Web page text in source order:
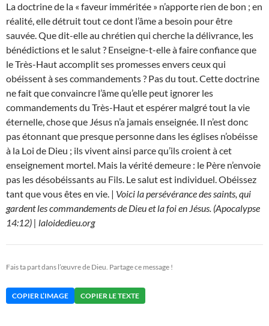
La doctrine de la « faveur imméritée » n’apporte rien de bon ; en
réalité, elle détruit tout ce dont l’âme a besoin pour être
sauvée. Que dit-elle au chrétien qui cherche la délivrance, les
bénédictions et le salut ? Enseigne-t-elle à faire confiance que
le Très-Haut accomplit ses promesses envers ceux qui
obéissent à ses commandements ? Pas du tout. Cette doctrine
ne fait que convaincre l’âme qu’elle peut ignorer les
commandements du Très-Haut et espérer malgré tout la vie
éternelle, chose que Jésus n’a jamais enseignée. Il n’est donc
pas étonnant que presque personne dans les églises n’obéisse
à la Loi de Dieu ; ils vivent ainsi parce qu’ils croient à cet
enseignement mortel. Mais la vérité demeure : le Père n’envoie
pas les désobéissants au Fils. Le salut est individuel. Obéissez
tant que vous êtes en vie. | Voici la persévérance des saints, qui
gardent les commandements de Dieu et la foi en Jésus. (Apocalypse
14:12) | laloidedieu.org
Fais ta part dans l’œuvre de Dieu. Partage ce message !
COPIER L’IMAGE COPIER LE TEXTE